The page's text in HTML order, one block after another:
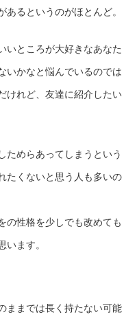
るというのがほとんど。
いところが大好きなあなた
いかなと悩んでいるのでは
けれど、友達に紹介したい
ためらあってしまうという
たくないと思う人も多いの
の性格を少しでも改めても
います。
ままでは長く持たない可能